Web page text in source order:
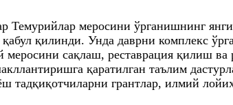
Темурийлар меросини ўрганишнинг
қилинди. Унда даврни комплекс
меросини сақлаш, реставрация қилиш
қаратилган таълим
тадқиқотчиларни грантлар, илмий